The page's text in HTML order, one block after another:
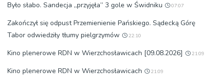
Było słabo. Sandecja „przyjęła” 3 gole w Świdniku 07:07
Zakończył się odpust Przemienienie Pańskiego. Sądecką Górę
Tabor odwiedziły tłumy pielgrzymów
22:10
Kino plenerowe RDN w Wierzchosławicach [09.08.2026] 21:09
Kino plenerowe RDN w Wierzchosławicach 21:09